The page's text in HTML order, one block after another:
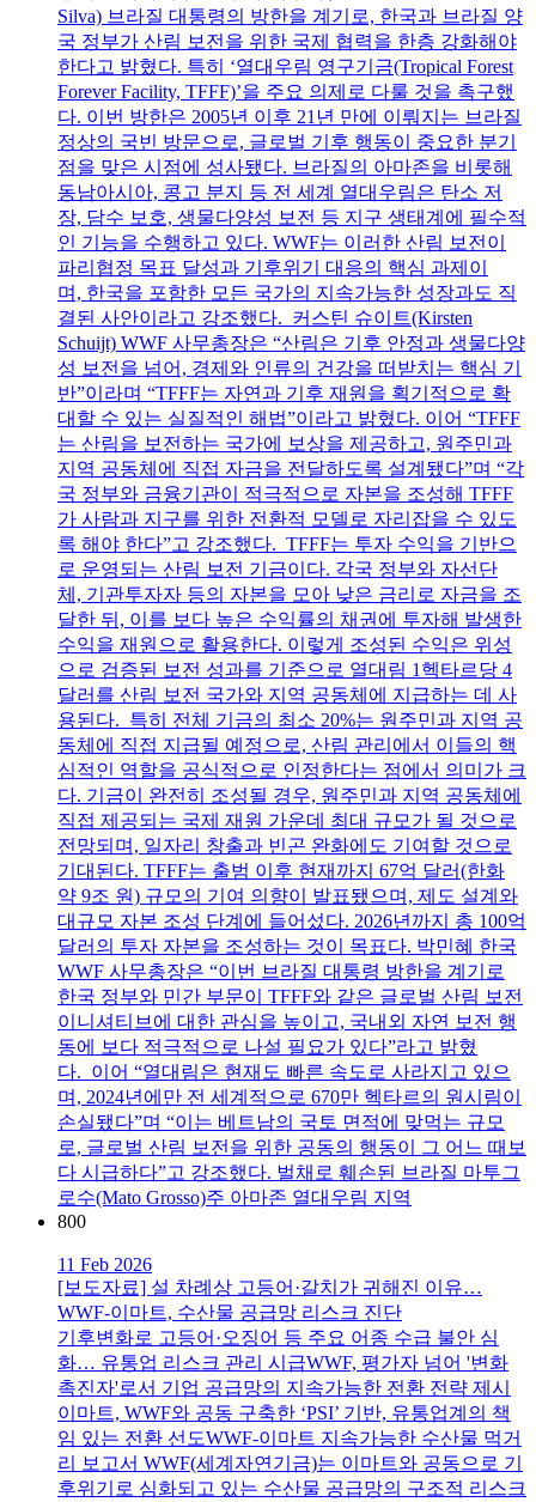
Silva) 브라질 대통령의 방한을 계기로, 한국과 브라질 양
국 정부가 산림 보전을 위한 국제 협력을 한층 강화해야
한다고 밝혔다. 특히 ‘열대우림 영구기금(Tropical Forest
Forever Facility, TFFF)’을 주요 의제로 다룰 것을 촉구했
다. 이번 방한은 2005년 이후 21년 만에 이뤄지는 브라질
정상의 국빈 방문으로, 글로벌 기후 행동이 중요한 분기
점을 맞은 시점에 성사됐다. 브라질의 아마존을 비롯해
동남아시아, 콩고 분지 등 전 세계 열대우림은 탄소 저
장, 담수 보호, 생물다양성 보전 등 지구 생태계에 필수적
인 기능을 수행하고 있다. WWF는 이러한 산림 보전이
파리협정 목표 달성과 기후위기 대응의 핵심 과제이
며, 한국을 포함한 모든 국가의 지속가능한 성장과도 직
결된 사안이라고 강조했다. 커스틴 슈이트(Kirsten
Schuijt) WWF 사무총장은 “산림은 기후 안정과 생물다양
성 보전을 넘어, 경제와 인류의 건강을 떠받치는 핵심 기
반”이라며 “TFFF는 자연과 기후 재원을 획기적으로 확
대할 수 있는 실질적인 해법”이라고 밝혔다. 이어 “TFFF
는 산림을 보전하는 국가에 보상을 제공하고, 원주민과
지역 공동체에 직접 자금을 전달하도록 설계됐다”며 “각
국 정부와 금융기관이 적극적으로 자본을 조성해 TFFF
가 사람과 지구를 위한 전환적 모델로 자리잡을 수 있도
록 해야 한다”고 강조했다. TFFF는 투자 수익을 기반으
로 운영되는 산림 보전 기금이다. 각국 정부와 자선단
체, 기관투자자 등의 자본을 모아 낮은 금리로 자금을 조
달한 뒤, 이를 보다 높은 수익률의 채권에 투자해 발생한
수익을 재원으로 활용한다. 이렇게 조성된 수익은 위성
으로 검증된 보전 성과를 기준으로 열대림 1헥타르당 4
달러를 산림 보전 국가와 지역 공동체에 지급하는 데 사
용된다. 특히 전체 기금의 최소 20%는 원주민과 지역 공
동체에 직접 지급될 예정으로, 산림 관리에서 이들의 핵
심적인 역할을 공식적으로 인정한다는 점에서 의미가 크
다. 기금이 완전히 조성될 경우, 원주민과 지역 공동체에
직접 제공되는 국제 재원 가운데 최대 규모가 될 것으로
전망되며, 일자리 창출과 빈곤 완화에도 기여할 것으로
기대된다. TFFF는 출범 이후 현재까지 67억 달러(한화
약 9조 원) 규모의 기여 의향이 발표됐으며, 제도 설계와
대규모 자본 조성 단계에 들어섰다. 2026년까지 총 100억
달러의 투자 자본을 조성하는 것이 목표다. 박민혜 한국
WWF 사무총장은 “이번 브라질 대통령 방한을 계기로
한국 정부와 민간 부문이 TFFF와 같은 글로벌 산림 보전
이니셔티브에 대한 관심을 높이고, 국내외 자연 보전 행
동에 보다 적극적으로 나설 필요가 있다”라고 밝혔
다. 이어 “열대림은 현재도 빠른 속도로 사라지고 있으
며, 2024년에만 전 세계적으로 670만 헥타르의 원시림이
손실됐다”며 “이는 베트남의 국토 면적에 맞먹는 규모
로, 글로벌 산림 보전을 위한 공동의 행동이 그 어느 때보
다 시급하다”고 강조했다. 벌채로 훼손된 브라질 마투그
로수(Mato Grosso)주 아마존 열대우림 지역
800
11 Feb 2026
[보도자료] 설 차례상 고등어·갈치가 귀해진 이유…
WWF-이마트, 수산물 공급망 리스크 진단
기후변화로 고등어·오징어 등 주요 어종 수급 불안 심
화… 유통업 리스크 관리 시급WWF, 평가자 넘어 '변화
촉진자'로서 기업 공급망의 지속가능한 전환 전략 제시
이마트, WWF와 공동 구축한 ‘PSI’ 기반, 유통업계의 책
임 있는 전환 선도WWF-이마트 지속가능한 수산물 먹거
리 보고서 WWF(세계자연기금)는 이마트와 공동으로 기
후위기로 심화되고 있는 수산물 공급망의 구조적 리스크